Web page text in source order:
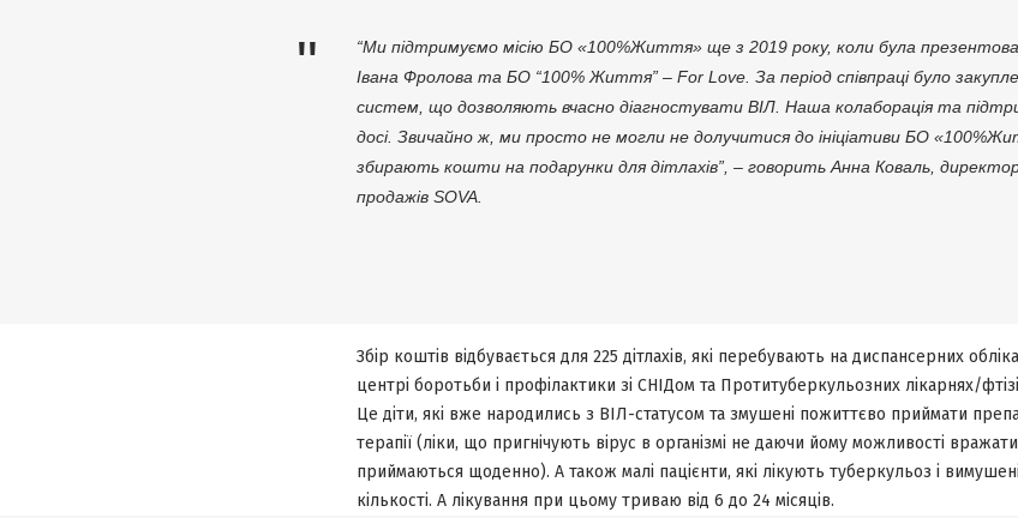
“Ми підтримуємо місію БО «100%Життя» ще з 2019 року, коли була
Івана Фролова та БО “100% Життя” – For Love. За період співпраці було
систем, що дозволяють вчасно діагностувати ВІЛ. Наша колаборація та
досі. Звичайно ж, ми просто не могли не долучитися до ініціативи БО
збирають кошти на подарунки для дітлахів”, – говорить Анна Коваль,
продажів SOVA.
Збір коштів відбувається для 225 дітлахів, які перебувають на диспансерних
центрі боротьби і профілактики зі СНІДом та Протитуберкульозних лікарнях/
Це діти, які вже народились з ВІЛ-статусом та змушені пожиттєво приймати
терапії (ліки, що пригнічують вірус в організмі не даючи йому можливості
приймаються щоденно). А також малі пацієнти, які лікують туберкульоз і
кількості. А лікування при цьому триваю від 6 до 24 місяців.